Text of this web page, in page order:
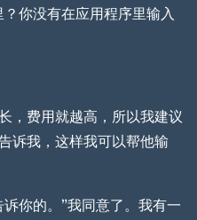
你没有在应用程序里输入
，费用就越高，所以我建议
诉我，这样我可以帮他输
你的。”我同意了。我有一